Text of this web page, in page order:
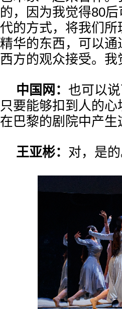
的，因为我觉得80
代的方式，将我们
精华的东西，可以
西方的观众接受。
中国网： 也可以
只要能够扣到人的
在巴黎的剧院中产生
王亚彬： 对，是的